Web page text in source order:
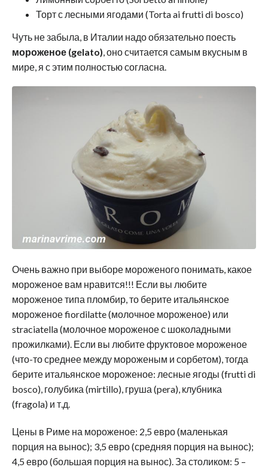
Торт с лесными ягодами (Torta ai frutti di bosco)
Чуть не забыла, в Италии надо обязательно поесть
мороженое (gelato) , оно считается самым вкусным в
мире, я с этим полностью согласна.
Очень важно при выборе мороженого понимать, какое
мороженое вам нравится!!! Если вы любите
мороженое типа пломбир, то берите итальянское
мороженое fiordilatte (молочное мороженое) или
straciatella (молочное мороженое с шоколадными
прожилками). Если вы любите фруктовое мороженое
(что-то среднее между мороженым и сорбетом), тогда
берите итальянское мороженое: лесные ягоды (frutti di
bosco), голубика (mirtillo), груша (pera), клубника
(fragola) и т.д.
Цены в Риме на мороженое: 2,5 евро (маленькая
порция на вынос); 3,5 евро (средняя порция на вынос);
4,5 евро (большая порция на вынос). За столиком: 5 –